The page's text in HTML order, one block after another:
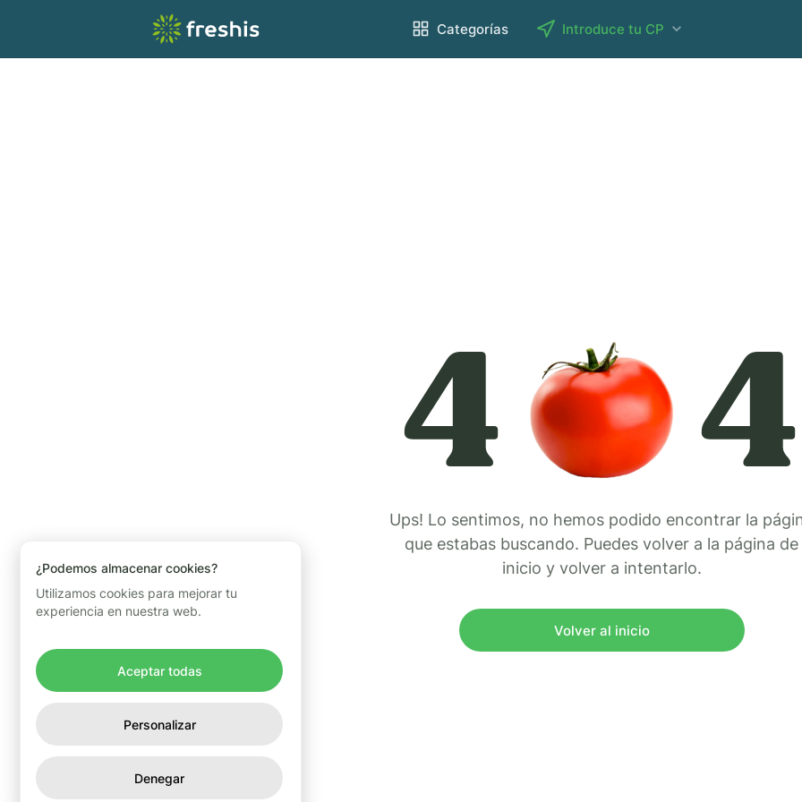
Categorías Introduce tu CP
4 4
Ups! Lo sentimos, no hemos podido encontrar la
que estabas buscando. Puedes volver a la página de
inicio y volver a intentarlo.
Volver al inicio
¿Podemos almacenar cookies?
Utilizamos cookies para mejorar tu
experiencia en nuestra web.
Aceptar todas
Personalizar
Denegar